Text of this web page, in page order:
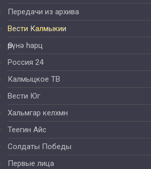
Передачи из архива
Вести Калмыкии
Өрүнә һарц
Россия 24
Калмыцкое ТВ
Вести Юг
Хальмгар келхмн
Теегин Айс
Солдаты Победы
Первые лица